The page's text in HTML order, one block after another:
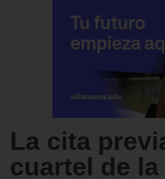
La cita
cuartel de